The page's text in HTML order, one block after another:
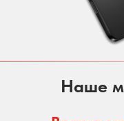
Наше